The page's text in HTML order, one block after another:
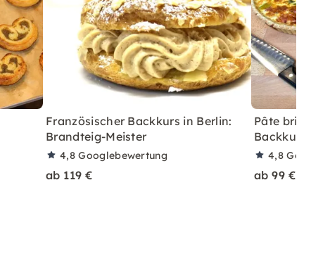
Französischer Backkurs in Berlin:
Brandteig-Meister
4,8Googlebewertung
ab 119 €
Pâte brisée
Backkurs in
4,8
ab 99 €